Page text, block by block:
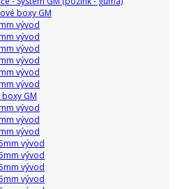
boxy GM
vývod
vývod
vývod
vývod
vývod
vývod
GM
vývod
vývod
vývod
vývod
vývod
vývod
vývod